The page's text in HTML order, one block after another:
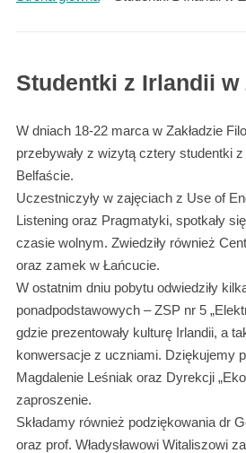
Studentki z Irlandii w
W dniach 18-22 marca w Zakładzie
przebywały z wizytą cztery studentki
Belfaście.
Uczestniczyły w zajęciach z Use of
Listening oraz Pragmatyki, spotkały
czasie wolnym. Zwiedziły również
oraz zamek w Łańcucie.
W ostatnim dniu pobytu odwiedziły
ponadpodstawowych – ZSP nr 5
gdzie prezentowały kulturę Irlandii, a
konwersacje z uczniami. Dziękujemy
Magdalenie Leśniak oraz Dyrekcji
zaproszenie.
Składamy również podziękowania dr
oraz prof. Władysławowi Witaliszowi